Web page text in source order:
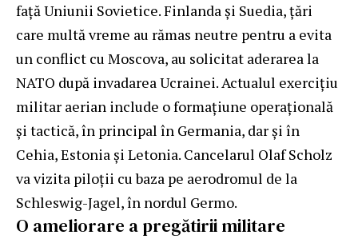
față Uniunii Sovietice. Finlanda și Suedia, țări
care multă vreme au rămas neutre pentru a evita
un conflict cu Moscova, au solicitat aderarea la
NATO după invadarea Ucrainei. Actualul exercițiu
militar aerian include o formațiune operațională
și tactică, în principal în Germania, dar și în
Cehia, Estonia și Letonia. Cancelarul Olaf Scholz
va vizita piloții cu baza pe aerodromul de la
Schleswig-Jagel, în nordul Germo.
O ameliorare a pregătirii militare